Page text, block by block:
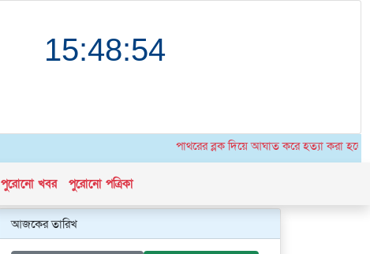
পাথরের ব্লক দিয়ে আঘাত করে হত্যা করা হলো
পুরোনো খবর পুরোনো পত্রিকা
আজকের তারিখ